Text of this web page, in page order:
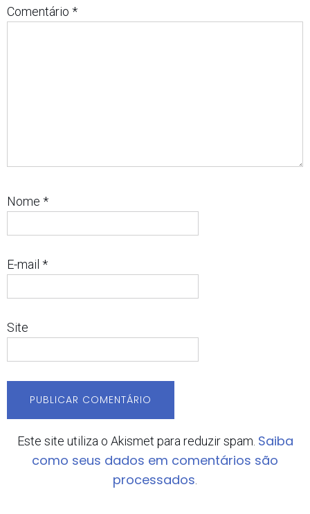
Comentário *
Nome *
E-mail *
Site
Este site utiliza o Akismet para reduzir spam. Saiba
como seus dados em comentários são
processados